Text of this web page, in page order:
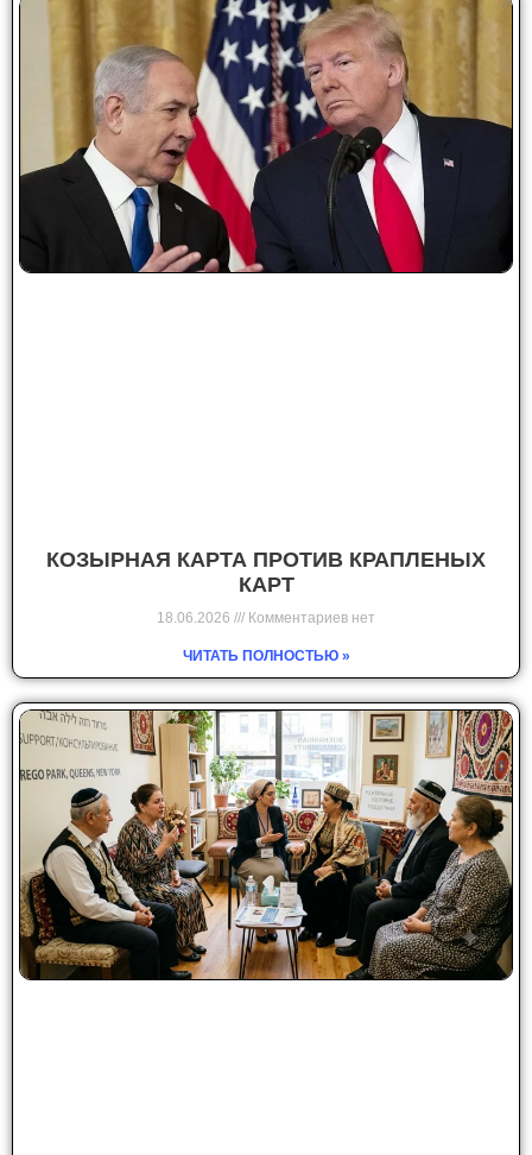
КОЗЫРНАЯ КАРТА ПРОТИВ КРАПЛЕНЫХ
КАРТ
18.06.2026 Комментариев нет
ЧИТАТЬ ПОЛНОСТЬЮ »